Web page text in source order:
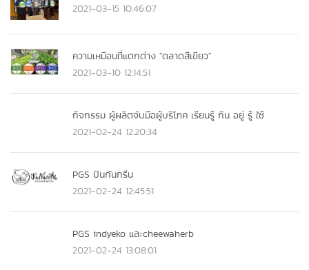
2021-03-15 10:46:07
ความเหมือนที่แตกต่าง "ตลาดสีเขียว"
2021-03-10 12:14:51
กิจกรรม ผู้ผลิตจับมือผู้บริโภค เรียนรู้ กิน อยู่ รู้ ใช้
2021-02-24 12:20:34
PGS ปันกันกรีน
2021-02-24 12:45:51
PGS indyeko และcheewaherb
2021-02-24 13:08:01